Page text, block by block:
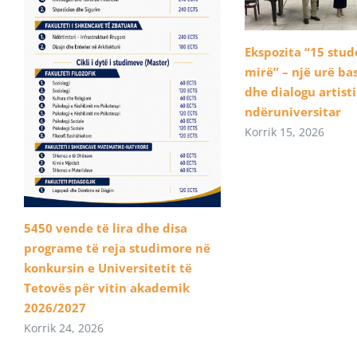
5450 vende të lira dhe disa
programe të reja studimore në
konkursin e Universitetit të
Tetovës për vitin akademik
2026/2027
Korrik 24, 2026
Ekspozita “15
mirë” – një urë
dhe dialogu
ndëruniversitar
Korrik 15, 2026